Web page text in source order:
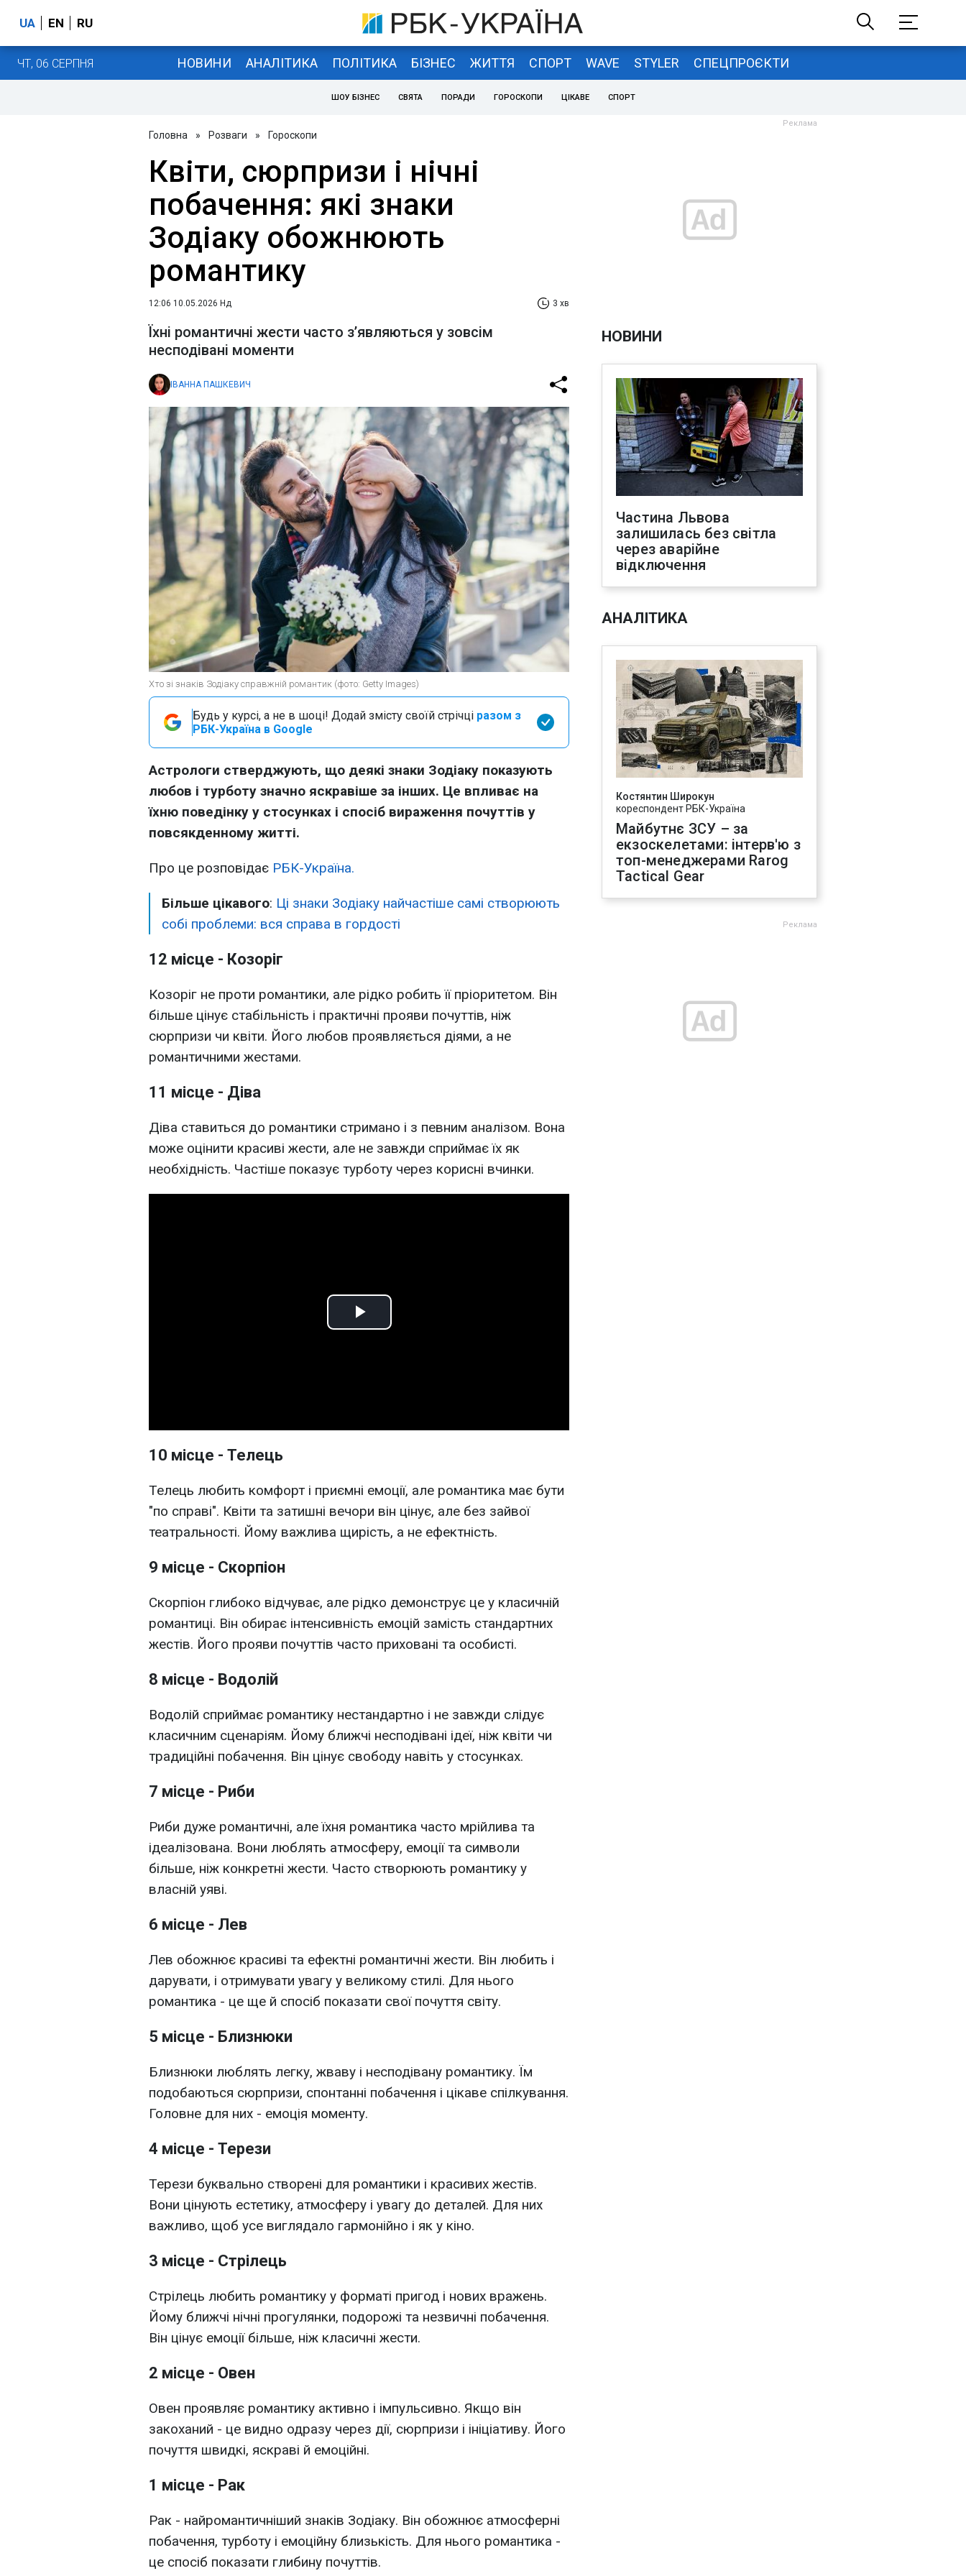
UA EN RU
ЧТ, 06 СЕРПНЯ НОВИНИ АНАЛІТИКА ПОЛІТИКА БІЗНЕС ЖИТТЯ СПОРТ WAVE STYLER СПЕЦПРОЄКТИ
ШОУ БІЗНЕС СВЯТА ПОРАДИ ГОРОСКОПИ ЦІКАВЕ СПОРТ
Головна » Розваги » Гороскопи
Квіти, сюрпризи і нічні
побачення: які знаки
Зодіаку обожнюють
романтику
12:06 10.05.2026 Нд 3 хв
Їхні романтичні жести часто з’являються у зовсім
несподівані моменти
ІВАННА ПАШКЕВИЧ
Хто зі знаків Зодіаку справжній романтик (фото: Getty Images)
Будь у курсі, а не в шоці! Додай змісту своїй стрічці разом з
РБК-Україна в Google
Астрологи стверджують, що деякі знаки Зодіаку показують
любов і турботу значно яскравіше за інших. Це впливає на
їхню поведінку у стосунках і спосіб вираження почуттів у
повсякденному житті.
Про це розповідає РБК-Україна.
Більше цікавого: Ці знаки Зодіаку найчастіше самі створюють
собі проблеми: вся справа в гордості
12 місце - Козоріг
Козоріг не проти романтики, але рідко робить її пріоритетом. Він
більше цінує стабільність і практичні прояви почуттів, ніж
сюрпризи чи квіти. Його любов проявляється діями, а не
романтичними жестами.
11 місце - Діва
Діва ставиться до романтики стримано і з певним аналізом. Вона
може оцінити красиві жести, але не завжди сприймає їх як
необхідність. Частіше показує турботу через корисні вчинки.
Play
10 місце - Телець
Телець любить комфорт і приємні емоції, але романтика має бути
"по справі". Квіти та затишні вечори він цінує, але без зайвої
театральності. Йому важлива щирість, а не ефектність.
9 місце - Скорпіон
Скорпіон глибоко відчуває, але рідко демонструє це у класичній
романтиці. Він обирає інтенсивність емоцій замість стандартних
жестів. Його прояви почуттів часто приховані та особисті.
8 місце - Водолій
Водолій сприймає романтику нестандартно і не завжди слідує
класичним сценаріям. Йому ближчі несподівані ідеї, ніж квіти чи
традиційні побачення. Він цінує свободу навіть у стосунках.
7 місце - Риби
Риби дуже романтичні, але їхня романтика часто мрійлива та
ідеалізована. Вони люблять атмосферу, емоції та символи
більше, ніж конкретні жести. Часто створюють романтику у
власній уяві.
6 місце - Лев
Лев обожнює красиві та ефектні романтичні жести. Він любить і
дарувати, і отримувати увагу у великому стилі. Для нього
романтика - це ще й спосіб показати свої почуття світу.
5 місце - Близнюки
Близнюки люблять легку, жваву і несподівану романтику. Їм
подобаються сюрпризи, спонтанні побачення і цікаве спілкування.
Головне для них - емоція моменту.
4 місце - Терези
Терези буквально створені для романтики і красивих жестів.
Вони цінують естетику, атмосферу і увагу до деталей. Для них
важливо, щоб усе виглядало гармонійно і як у кіно.
3 місце - Стрілець
Стрілець любить романтику у форматі пригод і нових вражень.
Йому ближчі нічні прогулянки, подорожі та незвичні побачення.
Він цінує емоції більше, ніж класичні жести.
2 місце - Овен
Овен проявляє романтику активно і імпульсивно. Якщо він
закоханий - це видно одразу через дії, сюрпризи і ініціативу. Його
почуття швидкі, яскраві й емоційні.
1 місце - Рак
Рак - найромантичніший знаків Зодіаку. Він обожнює атмосферні
побачення, турботу і емоційну близькість. Для нього романтика -
це спосіб показати глибину почуттів.
НОВИНИ
Частина Львова
залишилась без світла
через аварійне
відключення
АНАЛІТИКА
Костянтин Широкун
кореспондент РБК-Україна
Майбутнє ЗСУ – за
екзоскелетами: інтерв'ю з
топ-менеджерами Rarog
Tactical Gear